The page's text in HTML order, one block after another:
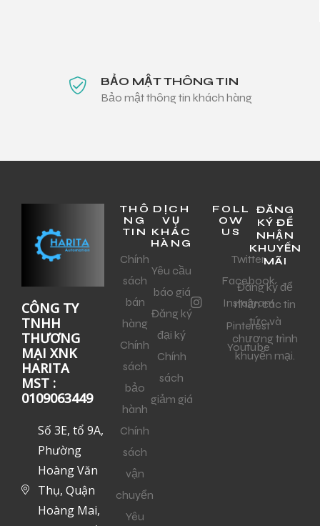
BẢO MẬT THÔNG TIN
Bảo mật thông tin khách hàng
CÔNG TY
TNHH
THƯƠNG
MẠI XNK
HARITA
MST :
0109063449
Số 3E, tổ 9A,
Phường
Hoàng Văn
Thụ, Quận
Hoàng Mai,
THÔ
NG
TIN
Chính
sách
bán
hàng
Chính
sách
bảo
hành
Chính
sách
vận
chuyển
Yêu
DỊCH
VỤ
KHÁC
HÀNG
Yêu cầu
báo giá
Đăng ký
đại ký
Chính
sách
giảm giá
FOLL
OW
US
Twitter
Facebook
Instagram
Pinterest
Youtube
ĐĂNG
KÝ ĐỂ
NHẬN
KHUYẾN
MÃI
Đăng ký để
nhận các tin
tức và
chương trình
khuyến mại.